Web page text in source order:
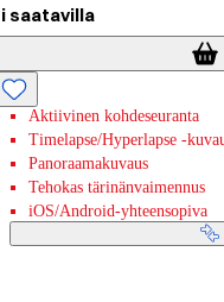
saatavilla
Aktiivinen kohdeseuranta
Timelapse/Hyperlapse -
Panoraamakuvaus
Tehokas tärinänvaimennus
iOS/Android-yhteensopiva